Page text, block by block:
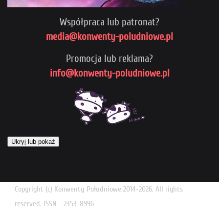
Współpraca lub patronat?
media@konwenty-poludniowe.pl
Promocja lub reklama?
info@konwenty-poludniowe.pl
Ukryj lub pokaż
Copyright (c) Konwenty Południowe 2014-2026. All rights
reserved. ISSN - 2353-8996